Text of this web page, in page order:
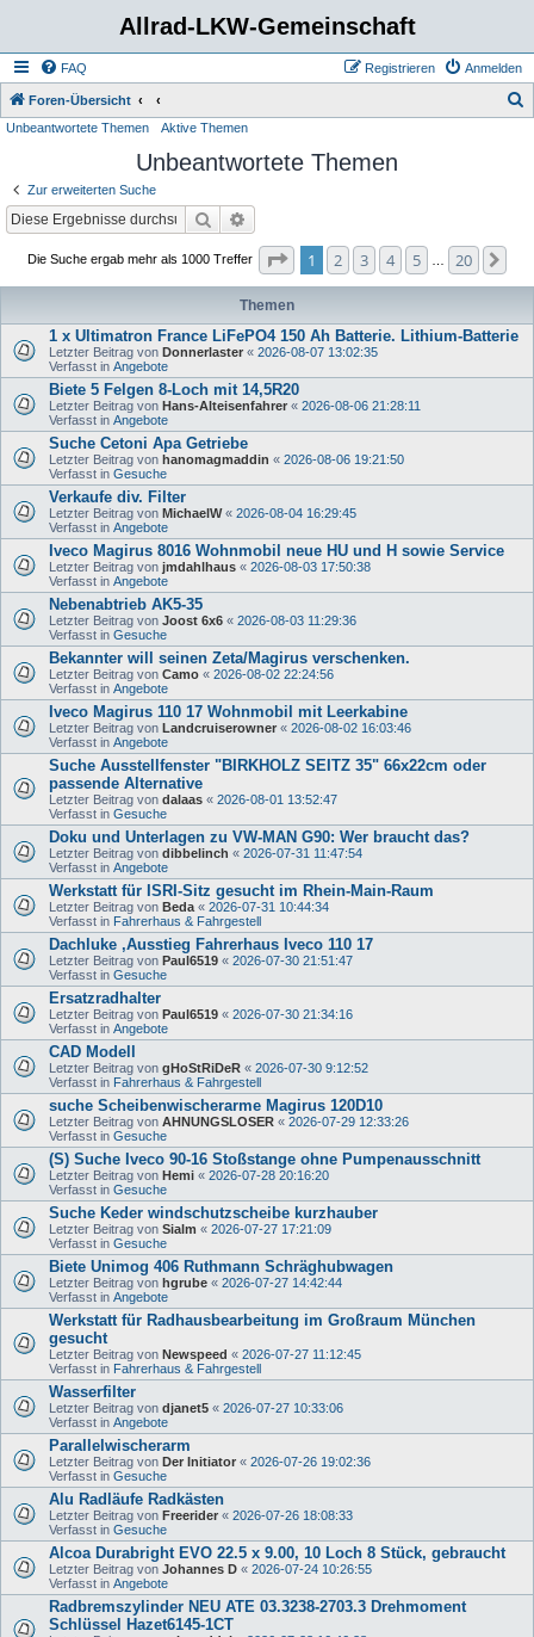
Allrad-LKW-Gemeinschaft
FAQ Anmelden
Registrieren
Foren-Übersicht
Unbeantwortete Themen Aktive Themen
Unbeantwortete Themen
Zur erweiterten Suche
Suche
Die Suche ergab mehr als 1000 Treffer Seite von
1 2 3 4 5 20
Themen
1 x Ultimatron France LiFePO4 150 Ah Batterie. Lithium-Batterie
Letzter Beitrag von Donnerlaster « 2026-08-07 13:02:35
Verfasst in Angebote
Biete 5 Felgen 8-Loch mit 14,5R20
Letzter Beitrag von Hans-Alteisenfahrer « 2026-08-06 21:28:11
Verfasst in Angebote
Suche Cetoni Apa Getriebe
Letzter Beitrag von hanomagmaddin « 2026-08-06 19:21:50
Verfasst in Gesuche
Verkaufe div. Filter
Letzter Beitrag von MichaelW« 2026-08-04 16:29:45
Verfasst in Angebote
Iveco Magirus 8016 Wohnmobil neue HU und H sowie Service
Letzter Beitrag von jmdahlhaus « 2026-08-03 17:50:38
Verfasst in Angebote
Nebenabtrieb AK5-35
Letzter Beitrag von Joost 6x6 « 2026-08-03 11:29:36
Verfasst in Gesuche
Bekannter will seinen Zeta/Magirus verschenken.
Letzter Beitrag von Camo « 2026-08-02 22:24:56
Verfasst in Angebote
Iveco Magirus 110 17 Wohnmobil mit Leerkabine
Letzter Beitrag von Landcruiserowner « 2026-08-02 16:03:46
Verfasst in Angebote
Suche Ausstellfenster "BIRKHOLZ SEITZ 35" 66x22cm oder
passende Alternative
Letzter Beitrag von dalaas « 2026-08-01 13:52:47
Verfasst in Gesuche
Doku und Unterlagen zu VW-MAN G90: Wer braucht das?
Letzter Beitrag von dibbelinch « 2026-07-31 11:47:54
Verfasst in Angebote
Werkstatt für ISRI-Sitz gesucht im Rhein-Main-Raum
Letzter Beitrag von Beda « 2026-07-31 10:44:34
Verfasst in Fahrerhaus & Fahrgestell
Dachluke ,Ausstieg Fahrerhaus Iveco 110 17
Letzter Beitrag von Paul6519 « 2026-07-30 21:51:47
Verfasst in Gesuche
Ersatzradhalter
Letzter Beitrag von Paul6519 « 2026-07-30 21:34:16
Verfasst in Angebote
CAD Modell
Letzter Beitrag von gHoStRiDeR « 2026-07-30 9:12:52
Verfasst in Fahrerhaus & Fahrgestell
suche Scheibenwischerarme Magirus 120D10
Letzter Beitrag von AHNUNGSLOSER « 2026-07-29 12:33:26
Verfasst in Gesuche
(S) Suche Iveco 90-16 Stoßstange ohne Pumpenausschnitt
Letzter Beitrag von Hemi « 2026-07-28 20:16:20
Verfasst in Gesuche
Suche Keder windschutzscheibe kurzhauber
Letzter Beitrag von Sialm « 2026-07-27 17:21:09
Verfasst in Gesuche
Biete Unimog 406 Ruthmann Schräghubwagen
Letzter Beitrag von hgrube « 2026-07-27 14:42:44
Verfasst in Angebote
Werkstatt für Radhausbearbeitung im Großraum München
gesucht
Letzter Beitrag von Newspeed « 2026-07-27 11:12:45
Verfasst in Fahrerhaus & Fahrgestell
Wasserfilter
Letzter Beitrag von djanet5 « 2026-07-27 10:33:06
Verfasst in Angebote
Parallelwischerarm
Letzter Beitrag von Der Initiator « 2026-07-26 19:02:36
Verfasst in Gesuche
Alu Radläufe Radkästen
Letzter Beitrag von Freerider « 2026-07-26 18:08:33
Verfasst in Gesuche
Alcoa Durabright EVO 22.5 x 9.00, 10 Loch 8 Stück, gebraucht
Letzter Beitrag von Johannes D « 2026-07-24 10:26:55
Verfasst in Angebote
Radbremszylinder NEU ATE 03.3238-2703.3 Drehmoment
Schlüssel Hazet6145-1CT